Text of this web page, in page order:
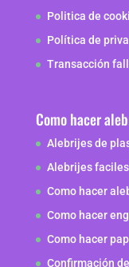
Politica de
Política de
Transacción
Como hacer
Alebrijes de
Alebrijes
Como hacer
Como hacer
Como hacer
Confirmación